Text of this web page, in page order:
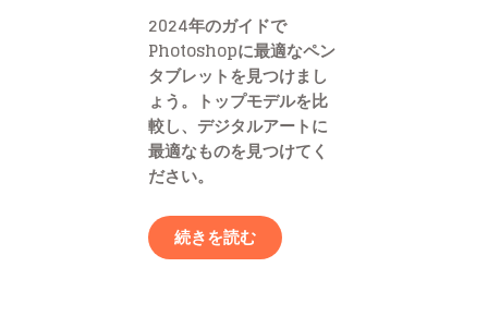
2024年のガイドで
Photoshopに最適なペン
タブレットを見つけまし
ょう。トップモデルを比
較し、デジタルアートに
最適なものを見つけてく
ださい。
続きを読む